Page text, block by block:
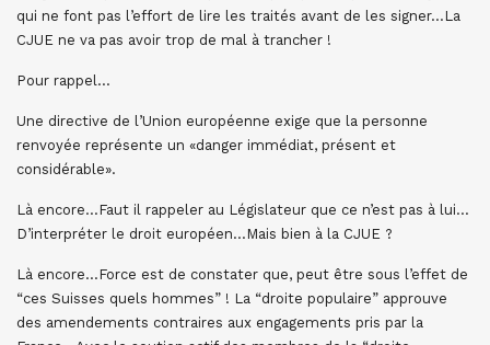
qui ne font pas l’effort de lire les traités avant de les signer…La
CJUE ne va pas avoir trop de mal à trancher !
Pour rappel…
Une directive de l’Union européenne exige que la personne
renvoyée représente un «danger immédiat, présent et
considérable».
Là encore…Faut il rappeler au Législateur que ce n’est pas à lui…
D’interpréter le droit européen…Mais bien à la CJUE ?
Là encore…Force est de constater que, peut être sous l’effet de
“ces Suisses quels hommes” ! La “droite populaire” approuve
des amendements contraires aux engagements pris par la